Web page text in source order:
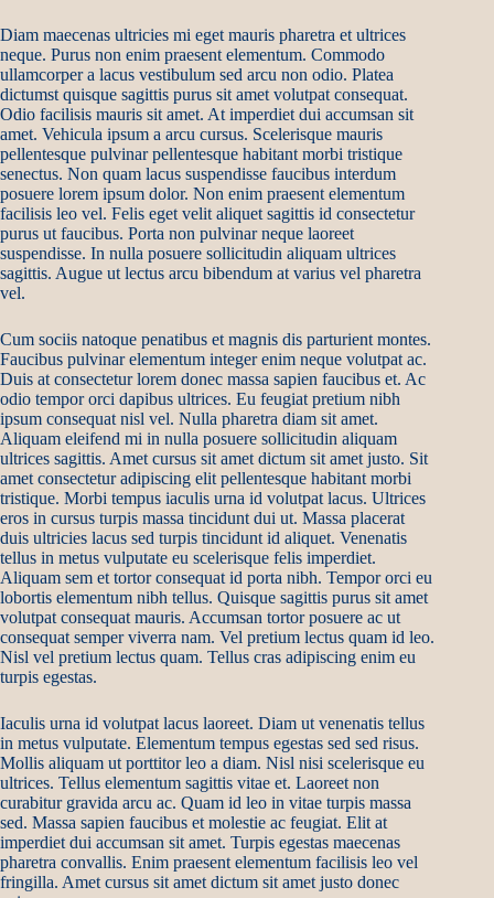
Diam maecenas ultricies mi eget mauris pharetra et ultrices
neque. Purus non enim praesent elementum. Commodo
ullamcorper a lacus vestibulum sed arcu non odio. Platea
dictumst quisque sagittis purus sit amet volutpat consequat.
Odio facilisis mauris sit amet. At imperdiet dui accumsan sit
amet. Vehicula ipsum a arcu cursus. Scelerisque mauris
pellentesque pulvinar pellentesque habitant morbi tristique
senectus. Non quam lacus suspendisse faucibus interdum
posuere lorem ipsum dolor. Non enim praesent elementum
facilisis leo vel. Felis eget velit aliquet sagittis id consectetur
purus ut faucibus. Porta non pulvinar neque laoreet
suspendisse. In nulla posuere sollicitudin aliquam ultrices
sagittis. Augue ut lectus arcu bibendum at varius vel pharetra
vel.
Cum sociis natoque penatibus et magnis dis parturient montes.
Faucibus pulvinar elementum integer enim neque volutpat ac.
Duis at consectetur lorem donec massa sapien faucibus et. Ac
odio tempor orci dapibus ultrices. Eu feugiat pretium nibh
ipsum consequat nisl vel. Nulla pharetra diam sit amet.
Aliquam eleifend mi in nulla posuere sollicitudin aliquam
ultrices sagittis. Amet cursus sit amet dictum sit amet justo. Sit
amet consectetur adipiscing elit pellentesque habitant morbi
tristique. Morbi tempus iaculis urna id volutpat lacus. Ultrices
eros in cursus turpis massa tincidunt dui ut. Massa placerat
duis ultricies lacus sed turpis tincidunt id aliquet. Venenatis
tellus in metus vulputate eu scelerisque felis imperdiet.
Aliquam sem et tortor consequat id porta nibh. Tempor orci eu
lobortis elementum nibh tellus. Quisque sagittis purus sit amet
volutpat consequat mauris. Accumsan tortor posuere ac ut
consequat semper viverra nam. Vel pretium lectus quam id leo.
Nisl vel pretium lectus quam. Tellus cras adipiscing enim eu
turpis egestas.
Iaculis urna id volutpat lacus laoreet. Diam ut venenatis tellus
in metus vulputate. Elementum tempus egestas sed sed risus.
Mollis aliquam ut porttitor leo a diam. Nisl nisi scelerisque eu
ultrices. Tellus elementum sagittis vitae et. Laoreet non
curabitur gravida arcu ac. Quam id leo in vitae turpis massa
sed. Massa sapien faucibus et molestie ac feugiat. Elit at
imperdiet dui accumsan sit amet. Turpis egestas maecenas
pharetra convallis. Enim praesent elementum facilisis leo vel
fringilla. Amet cursus sit amet dictum sit amet justo donec